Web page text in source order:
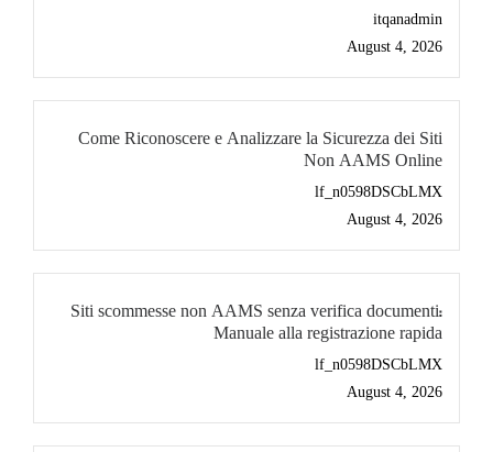
itqanadmin
August 4, 2026
Come Riconoscere e Analizzare la Sicurezza dei Siti
Non AAMS Online
lf_n0598DSCbLMX
August 4, 2026
Siti scommesse non AAMS senza verifica documenti:
Manuale alla registrazione rapida
lf_n0598DSCbLMX
August 4, 2026